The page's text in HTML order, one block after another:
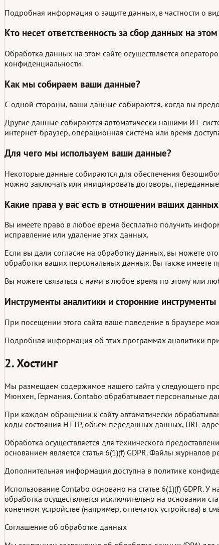
Подробная информация о защите данных, в частности о
Кто несет ответственность за сбор данных на этом
Обработка данных на этом сайте осуществляется
конфиденциальности.
Как мы собираем ваши данные?
С одной стороны, ваши данные собираются, когда вы
Другие данные собираются автоматически нашими ИТ-
интернет-браузер, операционная система или время
Для чего мы используем ваши данные?
Некоторые данные собираются для обеспечения
можно заключать или инициировать договоры,
Какие права у вас есть в отношении ваших
Вы имеете право в любое время бесплатно получить
исправление или удаление этих данных.
Если вы дали согласие на обработку данных, вы можете
обработки ваших персональных данных. Вы также имеете
Вы можете связаться с нами в любое время по этому или
Инструменты аналитики и сторонние инструменты
При посещении этого сайта ваше поведение в браузере
Подробная информация об этих программах аналитики
2. Хостинг
Мы размещаем содержимое нашего сайта у следующего
Мюнхен, Германия. Contabo обрабатывает персональные
При каждом обращении к сайту автоматически
коды состояния HTTP, объем переданных данных, URL-
Обработка осуществляется для технического
основанием является статья 6(1)(f) GDPR. Файлы журналов
Дополнительная информация доступна в политике
Использование Contabo основано на статье 6(1)(f) GDPR.
обработка осуществляется исключительно на основании
конечном устройстве (например, отпечаток устройства) в
Соглашение об обработке данных